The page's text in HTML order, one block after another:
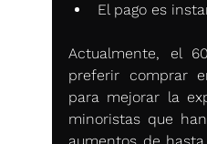
El pago es
Actualmente, el
preferir comprar
para mejorar la
minoristas que